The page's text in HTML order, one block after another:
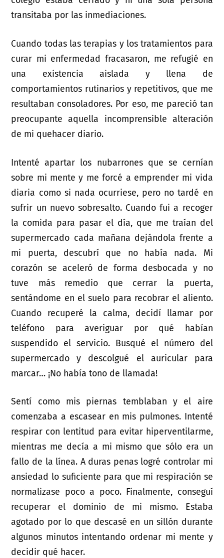
transitaba por las inmediaciones.
Cuando todas las terapias y los tratamientos para
curar mi enfermedad fracasaron, me refugié en
una existencia aislada y llena de
comportamientos rutinarios y repetitivos, que me
resultaban consoladores. Por eso, me pareció tan
preocupante aquella incomprensible alteración
de mi quehacer diario.
Intenté apartar los nubarrones que se cernían
sobre mi mente y me forcé a emprender mi vida
diaria como si nada ocurriese, pero no tardé en
sufrir un nuevo sobresalto. Cuando fui a recoger
la comida para pasar el día, que me traían del
supermercado cada mañana dejándola frente a
mi puerta, descubrí que no había nada. Mi
corazón se aceleró de forma desbocada y no
tuve más remedio que cerrar la puerta,
sentándome en el suelo para recobrar el aliento.
Cuando recuperé la calma, decidí llamar por
teléfono para averiguar por qué habían
suspendido el servicio. Busqué el número del
supermercado y descolgué el auricular para
marcar… ¡No había tono de llamada!
Sentí como mis piernas temblaban y el aire
comenzaba a escasear en mis pulmones. Intenté
respirar con lentitud para evitar hiperventilarme,
mientras me decía a mi mismo que sólo era un
fallo de la línea. A duras penas logré controlar mi
ansiedad lo suficiente para que mi respiración se
normalizase poco a poco. Finalmente, conseguí
recuperar el dominio de mi mismo. Estaba
agotado por lo que descasé en un sillón durante
algunos minutos intentando ordenar mi mente y
decidir qué hacer.